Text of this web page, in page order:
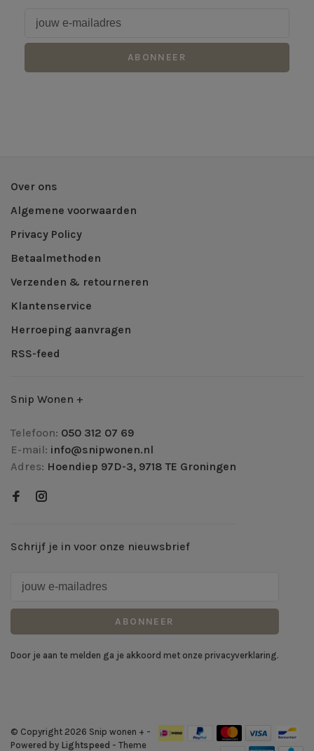
ABONNEER
Over ons
Algemene voorwaarden
Privacy Policy
Betaalmethoden
Verzenden & retourneren
Klantenservice
Herroeping aanvragen
RSS-feed
Snip Wonen +
Telefoon: 050 312 07 69
E-mail: info@snipwonen.nl
Adres: Hoendiep 97D-3, 9718 TE Groningen
Schrijf je in voor onze nieuwsbrief
ABONNEER
Door je aan te melden ga je akkoord met onze privacyverklaring.
© Copyright 2026 Snip wonen + -
Powered by Lightspeed - Theme